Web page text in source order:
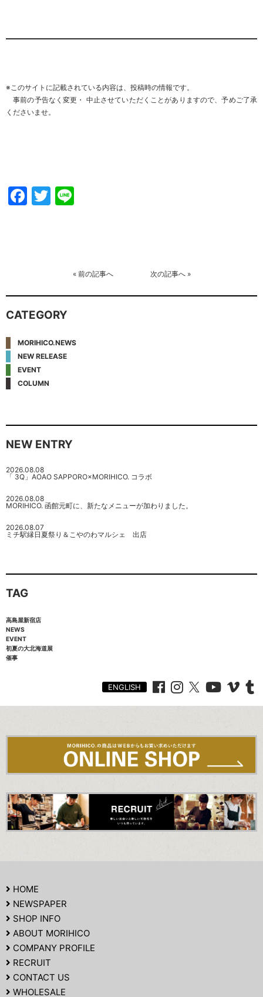
※このサイトに記載されている内容は、投稿時の情報です。
事前の予告なく変更・ 中止させていただくことがありますので、予めご了承
くださいませ。
Facebook
Twitter
« 前の記事へ 次の記事へ»
CATEGORY
MORIHICO.NEWS
NEW RELEASE
EVENT
COLUMN
NEW ENTRY
2026.08.08
「 3Q」AOAO SAPPORO×MORIHICO. コラボ
2026.08.08
MORIHICO. 函館元町に、新たなメニューが加わりました。
2026.08.07
ミチ駅縁日夏祭り＆こやのわマルシェ 出店
TAG
高島屋新宿店
NEWS
EVENT
初夏の大北海道展
催事
ENGLISH
HOME
NEWSPAPER
SHOP INFO
ABOUT MORIHICO
COMPANY PROFILE
RECRUIT
CONTACT US
WHOLESALE